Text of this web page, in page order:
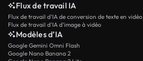
Flux de travail IA
Flux de travail d’IA de conversion de texte en vidéo
Flux de travail d’IA d’image à vidéo
Modèles d’IA
Google Gemini Omni Flash
Google Nano Banana 2